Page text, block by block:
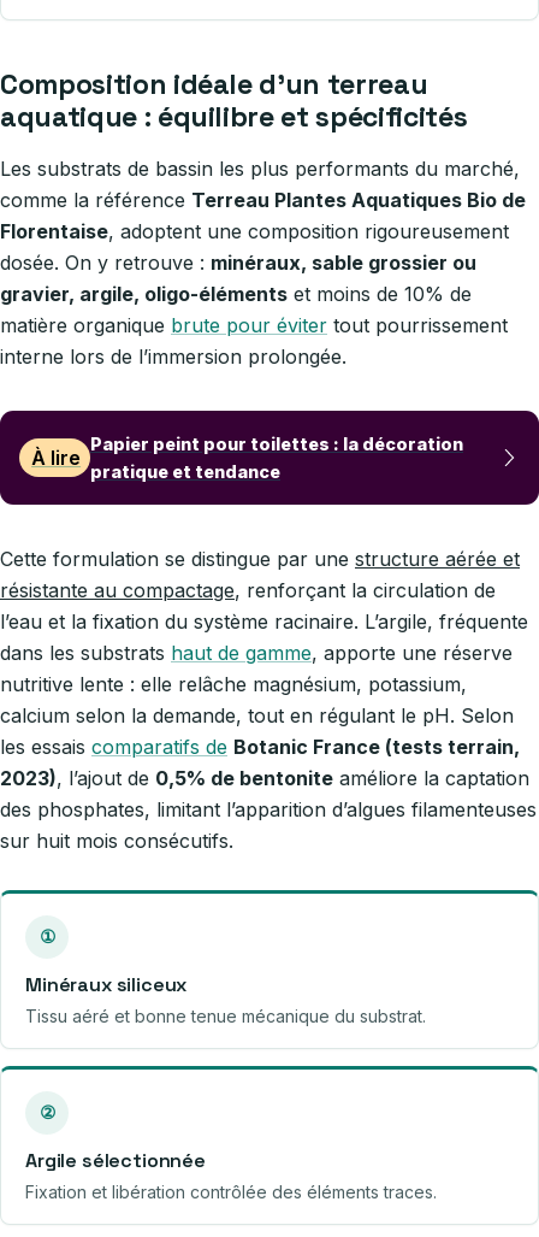
Composition idéale d’un terreau
aquatique : équilibre et spécificités
Les substrats de bassin les plus performants du marché,
comme la référence Terreau Plantes Aquatiques Bio de
Florentaise, adoptent une composition rigoureusement
dosée. On y retrouve : minéraux, sable grossier ou
gravier, argile, oligo-éléments et moins de 10% de
matière organique brute pour éviter tout pourrissement
interne lors de l’immersion prolongée.
À lire
Papier peint pour toilettes : la décoration
pratique et tendance
Cette formulation se distingue par une structure aérée et
résistante au compactage, renforçant la circulation de
l’eau et la fixation du système racinaire. L’argile, fréquente
dans les substrats haut de gamme, apporte une réserve
nutritive lente : elle relâche magnésium, potassium,
calcium selon la demande, tout en régulant le pH. Selon
les essais comparatifs de Botanic France (tests terrain,
2023), l’ajout de 0,5% de bentonite améliore la captation
des phosphates, limitant l’apparition d’algues filamenteuses
sur huit mois consécutifs.
①
Minéraux siliceux
Tissu aéré et bonne tenue mécanique du substrat.
②
Argile sélectionnée
Fixation et libération contrôlée des éléments traces.